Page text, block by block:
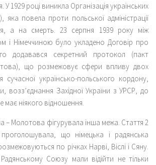
1929 році виникла Організація українських
яка повела проти польської адміністрації
а на смерть. 23 серпня 1939 року між
і Німеччиною було укладено Договір про
додавався секретний протокол (пакт
що розмежовує сфери впливу двох
українсько-польського кордону,
возз’єднання Західної України з УРСР, до
має ніякого відношення.
– Молотова фігурувала інша межа. Стаття 2
що німецька і радянська
по річках Нарві, Віслі і Сяну.
Союзу мали відійти не тільки